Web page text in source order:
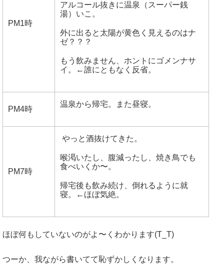
PM1時
アルコール抜きに温泉（スーパー銭
湯）いこ。
外に出ると太陽が黄色く見えるのはナ
ゼ？？？
もう飲みません、ホントにゴメンナサ
イ。←誰にともなく反省。
PM4時
温泉から帰宅。また昼寝。
PM7時
やっと酒抜けてきた。
喉渇いたし、腹減ったし、焼き鳥でも
食べいくか〜。
帰宅後も飲み続け、倒れるように就
寝。←ほぼ気絶。
ほぼ何もしていないのがよ〜くわかります(T_T)
つーか、我ながら書いてて恥ずかしくなります。